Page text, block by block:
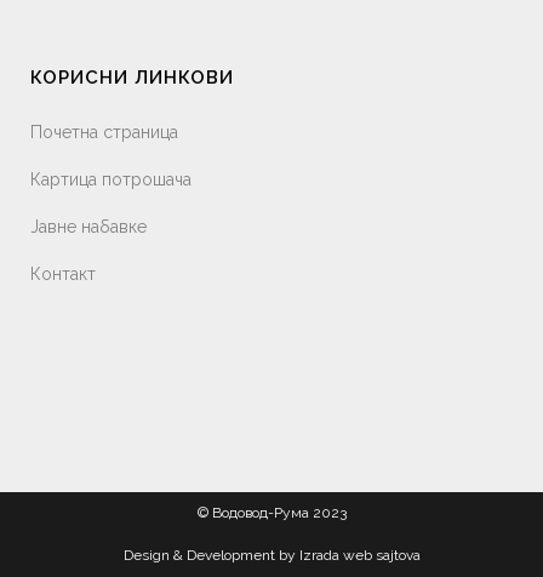
КОРИСНИ ЛИНКОВИ
Почетна страница
Картица потрошача
Јавне набавке
Контакт
© Водовод-Рума 2023
Design & Development by Izrada web sajtova